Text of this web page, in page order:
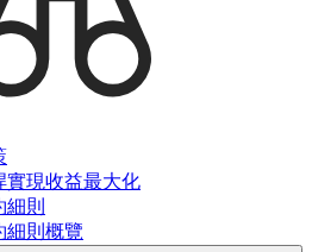
實現收益最大化
細則
細則概覽